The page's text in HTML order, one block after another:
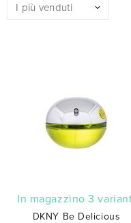
In magazzino 3
DKNY Be Delicious